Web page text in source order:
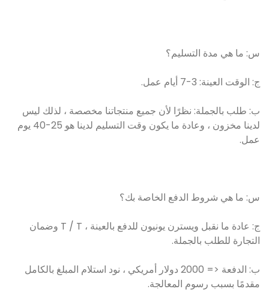
س: ما هي مدة التسليم؟
ج: الوقت العينة: 3-7 أيام عمل.
ب: طلب بالجملة: نظرًا لأن جميع منتجاتنا مخصصة ، لذلك ليس
لدينا مخزون ، وعادة ما يكون وقت التسليم لدينا هو 25-40 يوم
عمل.
س: ما هي شروط الدفع الخاصة بك؟
ج: عادة ما نقبل ويسترن يونيون للدفع بالعينة ، T / T وضمان
التجارة للطلب بالجملة.
ب: الدفعة <= 2000 دولار أمريكي ، نود استلام المبلغ بالكامل
مقدمًا بسبب رسوم المعالجة.